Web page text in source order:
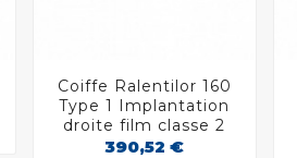
 
Coiffe Ralentilor 160
Type 1 Implantation
droite film classe 2
390,52 €